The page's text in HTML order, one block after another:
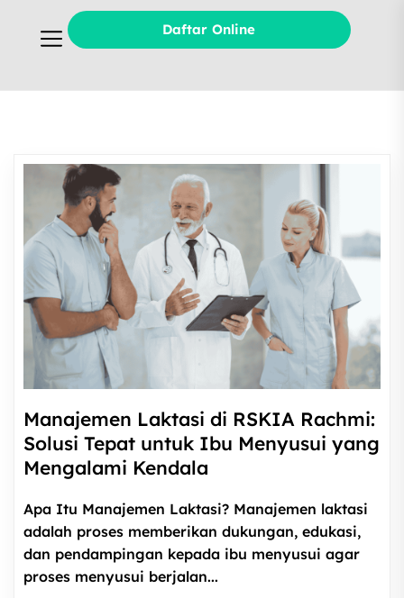
Daftar Online
Manajemen Laktasi di RSKIA Rachmi:
Solusi Tepat untuk Ibu Menyusui yang
Mengalami Kendala
Apa Itu Manajemen Laktasi? Manajemen laktasi
adalah proses memberikan dukungan, edukasi,
dan pendampingan kepada ibu menyusui agar
proses menyusui berjalan...